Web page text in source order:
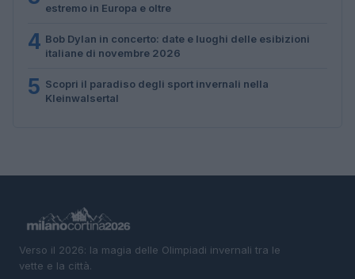
estremo in Europa e oltre
4 Bob Dylan in concerto: date e luoghi delle esibizioni
italiane di novembre 2026
5 Scopri il paradiso degli sport invernali nella
Kleinwalsertal
Verso il 2026: la magia delle Olimpiadi invernali tra le
vette e la città.